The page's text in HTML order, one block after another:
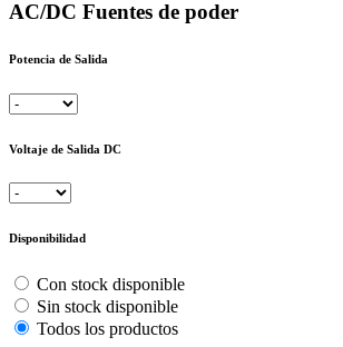
AC/DC Fuentes de poder
Potencia de Salida
Voltaje de Salida DC
Disponibilidad
Con stock disponible
Sin stock disponible
Todos los productos